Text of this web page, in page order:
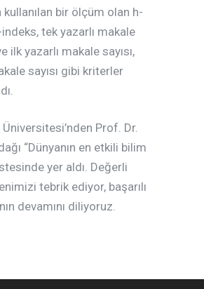
bir ölçüm olan h-
tek yazarlı makale
ilk yazarlı makale sayısı,
sayısı gibi kriterler
Prof. Dr.
“Dünyanın en etkili bilim
yer aldı. Değerli
tebrik ediyor, başarılı
devamını diliyoruz.